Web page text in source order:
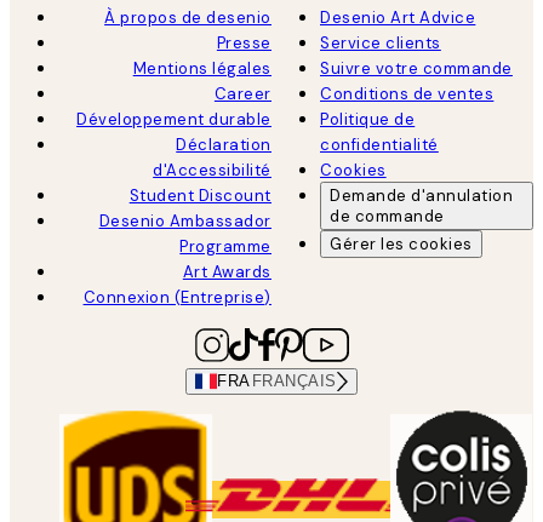
À propos de desenio
Presse
Mentions légales
Career
Développement durable
Déclaration
d'Accessibilité
Student Discount
Desenio Ambassador
Programme
Art Awards
Connexion (Entreprise)
Desenio Art Advice
Service clients
Suivre votre commande
Conditions de ventes
Politique de
confidentialité
Cookies
Demande d'annulation
de commande
Gérer les cookies
FRA FRANÇAIS